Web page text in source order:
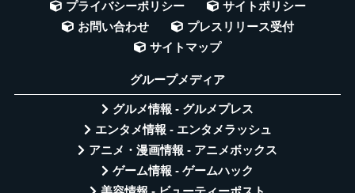
プライバシーポリシー
サイトポリシー
お問い合わせ
プレスリリース受付
サイトマップ
グループメディア
グルメ情報 - グルメプレス
エンタメ情報 - エンタメラッシュ
アニメ・漫画情報 - アニメボックス
ゲーム情報 - ゲームハック